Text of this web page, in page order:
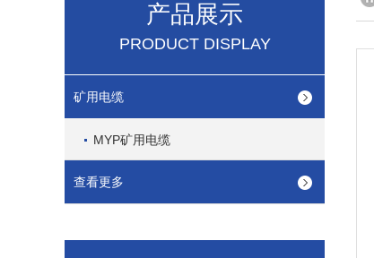
产品展示
PRODUCT DISPLAY
矿用电缆
MYP矿用电缆
查看更多